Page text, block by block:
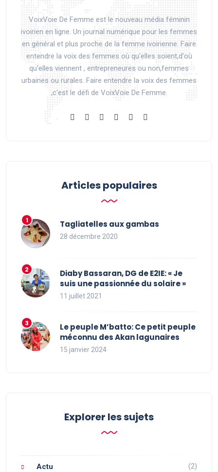
VoixVoie De Femme est le nouveau média féminin
ivoirien en ligne. Un journal numérique pour les femmes
en général et plus proche de la femme ivoirienne. Faire
entendre la voix des femmes où qu'elles soient,d'où
qu'elles viennent , entrepreneures ou non,femmes
urbaines ou rurales. Faire entendre la voix des femmes
,c'est le défi de VoixVoie De Femme.
Articles populaires
Tagliatelles aux gambas
28 décembre 2020
Diaby Bassaran, DG de E2IE: « Je
suis une passionnée du solaire »
11 juillet 2021
Le peuple M’batto: Ce petit peuple
méconnu des Akan lagunaires
15 janvier 2024
Explorer les sujets
Actu (2)